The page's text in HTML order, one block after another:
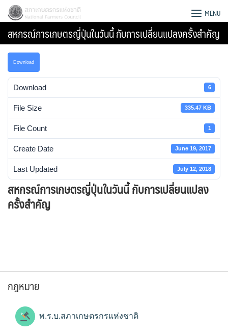
Skip
content
Search
for:
สภาเกษตรกรแห่งชาติ MENU
สหกรณ์การเกษตรญี่ปุ่นในวันนี้ กับการเปลี่ยนแปลงครั้งสำคัญ
Download
Download 6
File Size 335.47 KB
File Count 1
Create Date June 19, 2017
Last Updated July 12, 2018
สหกรณ์การเกษตรญี่ปุ่นในวันนี้ กับการเปลี่ยนแปลง
ครั้งสำคัญ
กฎหมาย
พ.ร.บ.สภาเกษตรกรแห่งชาติ